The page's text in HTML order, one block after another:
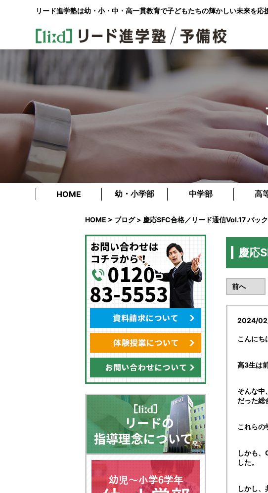
リード進学塾は幼・小・中・高一貫教育で子どもたちの輝かしい未来を応
HOME 幼・小学部 中学部 高
HOME > ブログ> 慶応SFC合格／リード通信Vol.17 バッ
慶応
前へ
2024/
こんにち
高3生は
そんな中
だった総
これらの
しかも
した。
しかし